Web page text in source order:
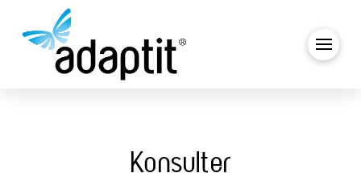
Konsulter